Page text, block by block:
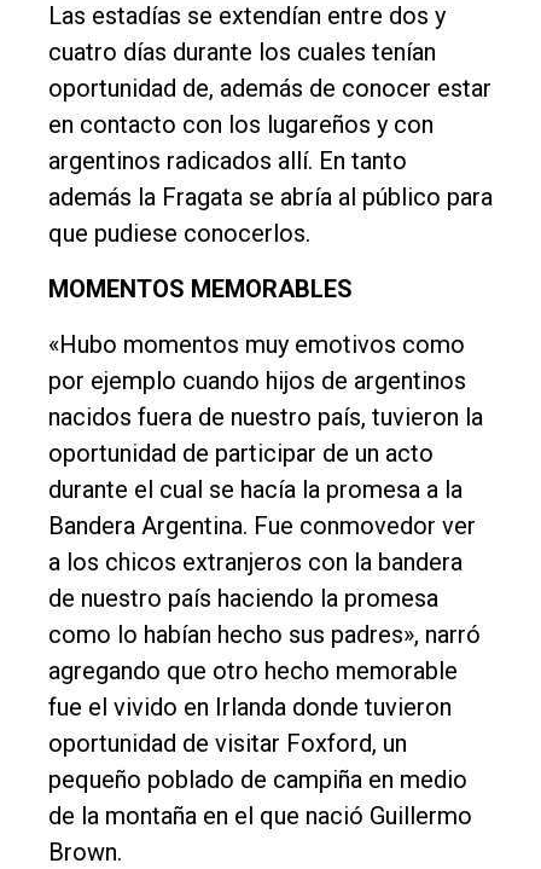
Las estadías se extendían entre dos y
cuatro días durante los cuales tenían
oportunidad de, además de conocer estar
en contacto con los lugareños y con
argentinos radicados allí. En tanto
además la Fragata se abría al público para
que pudiese conocerlos.
MOMENTOS MEMORABLES
«Hubo momentos muy emotivos como
por ejemplo cuando hijos de argentinos
nacidos fuera de nuestro país, tuvieron la
oportunidad de participar de un acto
durante el cual se hacía la promesa a la
Bandera Argentina. Fue conmovedor ver
a los chicos extranjeros con la bandera
de nuestro país haciendo la promesa
como lo habían hecho sus padres», narró
agregando que otro hecho memorable
fue el vivido en Irlanda donde tuvieron
oportunidad de visitar Foxford, un
pequeño poblado de campiña en medio
de la montaña en el que nació Guillermo
Brown.